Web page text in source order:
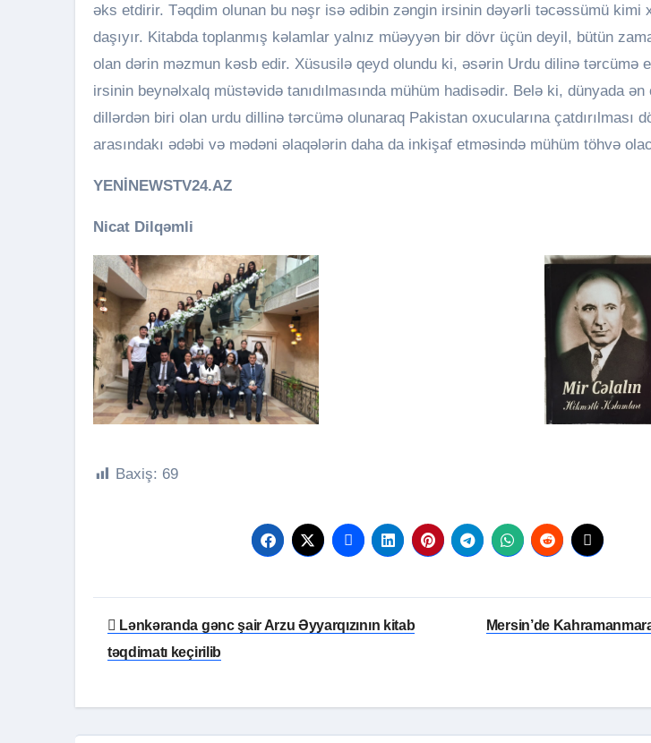
əks etdirir. Təqdim olunan bu nəşr isə ədibin zəngin irsinin dəyərli təcəssümü kimi
daşıyır. Kitabda toplanmış kəlamlar yalnız müəyyən bir dövr üçün deyil, bütün
olan dərin məzmun kəsb edir. Xüsusilə qeyd olundu ki, əsərin Urdu dilinə tərcümə
irsinin beynəlxalq müstəvidə tanıdılmasında mühüm hadisədir. Belə ki, dünyada ən
dillərdən biri olan urdu dillinə tərcümə olunaraq Pakistan oxucularına çatdırılması
arasındakı ədəbi və mədəni əlaqələrin daha da inkişaf etməsində mühüm töhvə
YENİNEWSTV24.AZ
Nicat Dilqəmli
Baxiş: 69
Yazı
naviqasiyası
Lənkəranda gənc şair Arzu Əyyarqızının kitab
təqdimatı keçirilib
Mersin’de